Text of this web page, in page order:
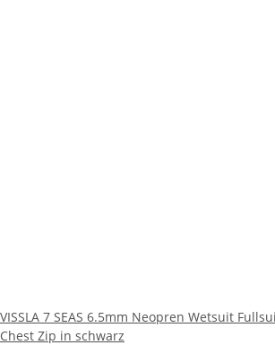
VISSLA 7 SEAS 6.5mm Neopren Wetsuit
Chest Zip in schwarz